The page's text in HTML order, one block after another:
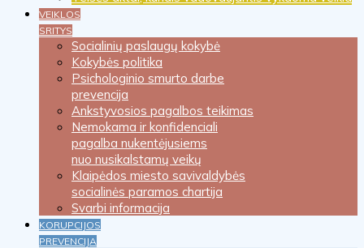
VEIKLOS
SRITYS
Socialinių paslaugų kokybė
Kokybės politika
Psichologinio smurto darbe
prevencija
Ankstyvosios pagalbos teikimas
Nemokama ir konfidenciali
pagalba nukentėjusiems
nuo nusikalstamų veikų
Klaipėdos miesto savivaldybės
socialinės paramos chartija
Svarbi informacija
KORUPCIJOS
PREVENCIJA